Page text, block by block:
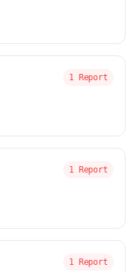
1 Report
1 Report
1 Report